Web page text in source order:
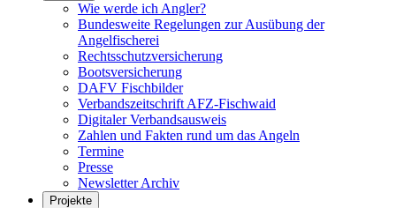
Wie werde ich Angler?
Bundesweite Regelungen zur Ausübung der
Angelfischerei
Rechtsschutzversicherung
Bootsversicherung
DAFV Fischbilder
Verbandszeitschrift AFZ-Fischwaid
Digitaler Verbandsausweis
Zahlen und Fakten rund um das Angeln
Termine
Presse
Newsletter Archiv
Projekte